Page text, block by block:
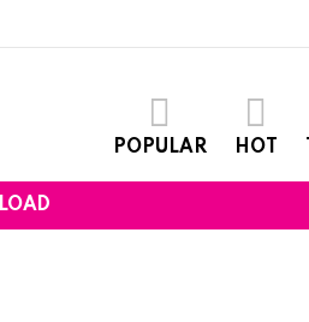
POPULAR HOT